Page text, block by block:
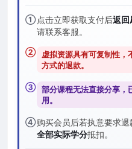
①点击立即获取支付后返回
请联系客服。
② 虚拟资源具有可复制性，
方式的退款。
③ 部分课程无法直接分享，
用。
④购买会员后若执意要求退
全部实际学分抵扣。